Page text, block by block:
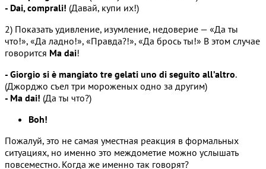
- Dai, comprali! (Давай, купи их!)
2) Показать удивление, изумление, недоверие — «Да ты
что!», «Да ладно!», «Правда?!», «Да брось ты!» В этом случае
говорится Ma dai!
- Giorgio si è mangiato tre gelati uno di seguito all’altro.
(Джорджо съел три мороженых одно за другим)
- Ma dai! (Да ты что?)
Boh!
Пожалуй, это не самая уместная реакция в формальных
ситуациях, но именно это междометие можно услышать
повсеместно. Когда же именно так говорят?